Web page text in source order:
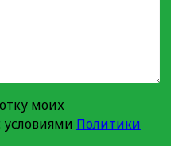
моих
Политики